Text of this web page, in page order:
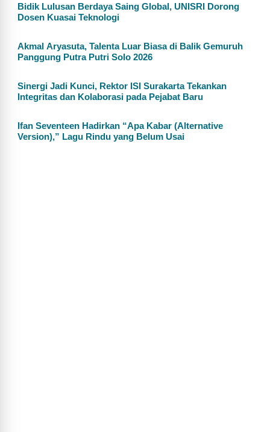
Bidik Lulusan Berdaya Saing Global, UNISRI Dorong
Dosen Kuasai Teknologi
Akmal Aryasuta, Talenta Luar Biasa di Balik Gemuruh
Panggung Putra Putri Solo 2026
Sinergi Jadi Kunci, Rektor ISI Surakarta Tekankan
Integritas dan Kolaborasi pada Pejabat Baru
Ifan Seventeen Hadirkan “Apa Kabar (Alternative
Version),” Lagu Rindu yang Belum Usai